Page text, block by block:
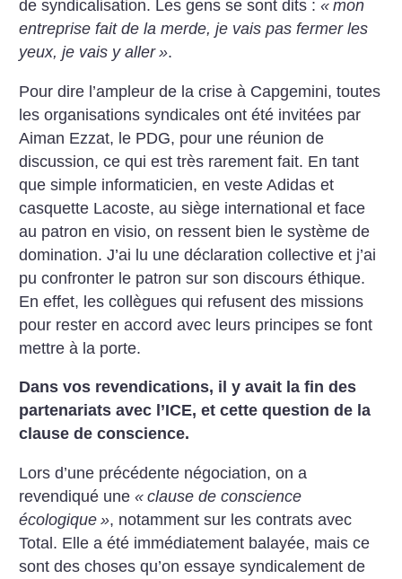
de syndicalisation. Les gens se sont dits :« mon
entreprise fait de la merde, je vais pas fermer les
yeux, je vais y aller ».
Pour dire l’ampleur de la crise à Capgemini, toutes
les organisations syndicales ont été invitées par
Aiman Ezzat, le PDG, pour une réunion de
discussion, ce qui est très rarement fait. En tant
que simple informaticien, en veste Adidas et
casquette Lacoste, au siège international et face
au patron en visio, on ressent bien le système de
domination. J’ai lu une déclaration collective et j’ai
pu confronter le patron sur son discours éthique.
En effet, les collègues qui refusent des missions
pour rester en accord avec leurs principes se font
mettre à la porte.
Dans vos revendications, il y avait la fin des
partenariats avec l’ICE, et cette question de la
clause de conscience.
Lors d’une précédente négociation, on a
revendiqué une« clause de conscience
écologique », notamment sur les contrats avec
Total. Elle a été immédiatement balayée, mais ce
sont des choses qu’on essaye syndicalement de